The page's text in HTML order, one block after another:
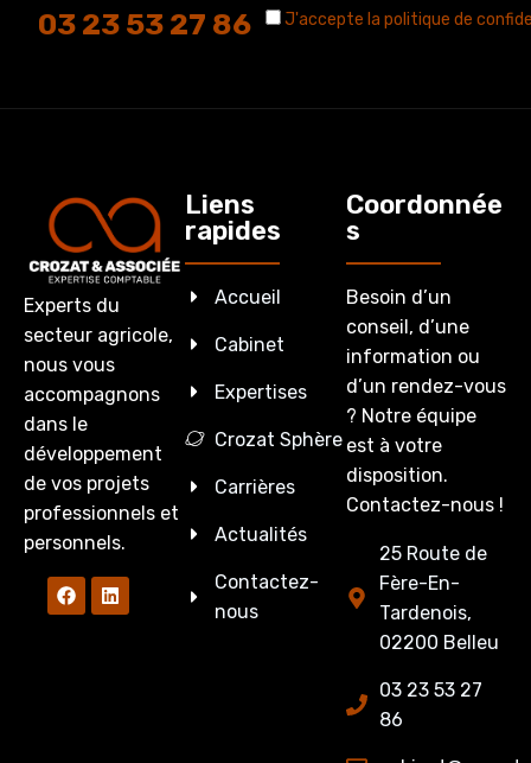
03 23 53 27 86 J'accepte la politique de
Experts du
secteur agricole,
nous vous
accompagnons
dans le
développement
de vos projets
professionnels et
personnels.
Liens
rapides
Accueil
Cabinet
Expertises
Crozat Sphère
Carrières
Actualités
Contactez-
nous
Coordonnée
s
Besoin d’un
conseil, d’une
information ou
d’un rendez-vous
? Notre équipe
est à votre
disposition.
Contactez-nous !
25 Route de
Fère-En-
Tardenois,
02200 Belleu
03 23 53 27
86